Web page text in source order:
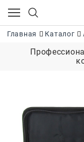
Главная Каталог